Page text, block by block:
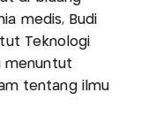
medis, Budi
Teknologi
menuntut
tentang ilmu